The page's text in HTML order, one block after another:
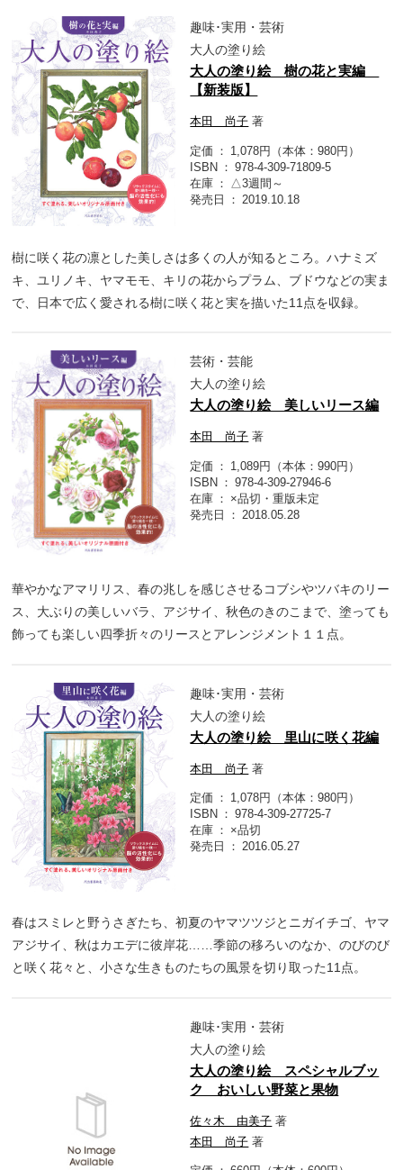
趣味･実用・芸術
大人の塗り絵
大人の塗り絵 樹の花と実編
【新装版】
本田 尚子 著
定価
1,078円（本体：980円）
ISBN
978-4-309-71809-5
在庫
△3週間～
発売日
2019.10.18
樹に咲く花の凛とした美しさは多くの人が知るところ。ハナミズ
キ、ユリノキ、ヤマモモ、キリの花からプラム、ブドウなどの実ま
で、日本で広く愛される樹に咲く花と実を描いた11点を収録。
芸術・芸能
大人の塗り絵
大人の塗り絵 美しいリース編
本田 尚子 著
定価
1,089円（本体：990円）
ISBN
978-4-309-27946-6
在庫
×品切・重版未定
発売日
2018.05.28
華やかなアマリリス、春の兆しを感じさせるコブシやツバキのリー
ス、大ぶりの美しいバラ、アジサイ、秋色のきのこまで、塗っても
飾っても楽しい四季折々のリースとアレンジメント１１点。
趣味･実用・芸術
大人の塗り絵
大人の塗り絵 里山に咲く花編
本田 尚子 著
定価
1,078円（本体：980円）
ISBN
978-4-309-27725-7
在庫
×品切
発売日
2016.05.27
春はスミレと野うさぎたち、初夏のヤマツツジとニガイチゴ、ヤマ
アジサイ、秋はカエデに彼岸花……季節の移ろいのなか、のびのび
と咲く花々と、小さな生きものたちの風景を切り取った11点。
趣味･実用・芸術
大人の塗り絵
大人の塗り絵 スペシャルブッ
ク おいしい野菜と果物
佐々木 由美子 著
本田 尚子 著